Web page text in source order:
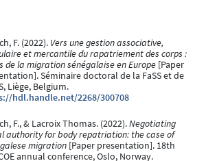
F. (2022). Vers une gestion associative,
et mercantile du rapatriement des corps :
de la migration sénégalaise en Europe [Paper
Séminaire doctoral de la FaSS et de
Liège, Belgium.
hdl.handle.net/2268/300708
F., & Lacroix Thomas. (2022).Negotiating
authority for body repatriation: the case of
migration [Paper presentation]. 18th
annual conference, Oslo, Norway.